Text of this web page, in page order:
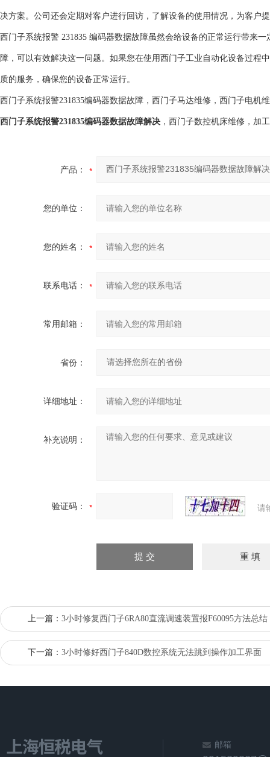
决方案。公司还会定期对客户进行回访，了解设备的使用情况，为客户
西门子系统报警 231835 编码器数据故障虽然会给设备的正常运行带来
障，可以有效解决这一问题。如果您在使用西门子工业自动化设备过程
质的服务，确保您的设备正常运行。
西门子系统报警231835编码器数据故障，西门子马达维修，西门子电机
西门子系统报警231835编码器数据故障解决 ，西门子数控机床维修，加
产品：
您的单位：
您的姓名：
联系电话：
常用邮箱：
省份：
详细地址：
补充说明：
验证码： 请
上一篇： 3小时修复西门子6RA80直流调速装置报F60095方法总结
下一篇： 3小时修好西门子840D数控系统无法跳到操作加工界面
邮箱